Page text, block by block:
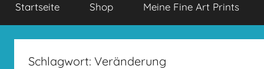
Startseite Shop Meine Fine Art Prints
Schlagwort: Veränderung